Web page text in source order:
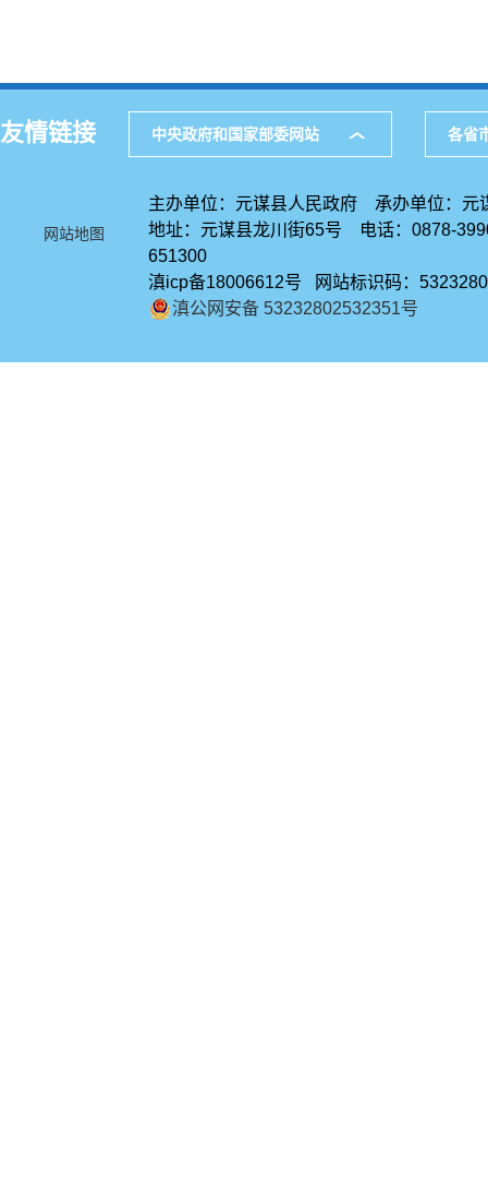
友情链接 中央政府和国家部委网站 各省
网站地图
主办单位：元谋县人民政府 承办单位：元
地址：元谋县龙川街65号 电话：0878-
651300
滇icp备18006612号 网站标识码：
滇公网安备 53232802532351号